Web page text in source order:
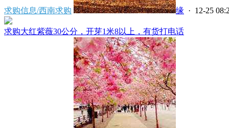
求购信息/西南求购 缘 · 12-25
求购大红紫薇30公分，开芽1米8以上，有货打电话